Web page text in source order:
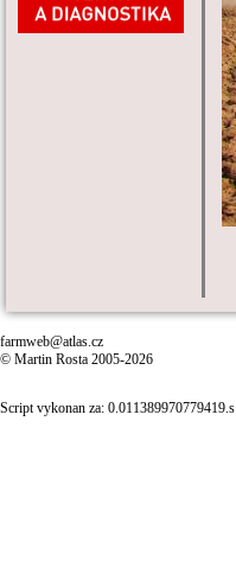
farmweb@atlas.cz
© Martin Rosta 2005-2026
Script vykonan za: 0.011389970779419.s